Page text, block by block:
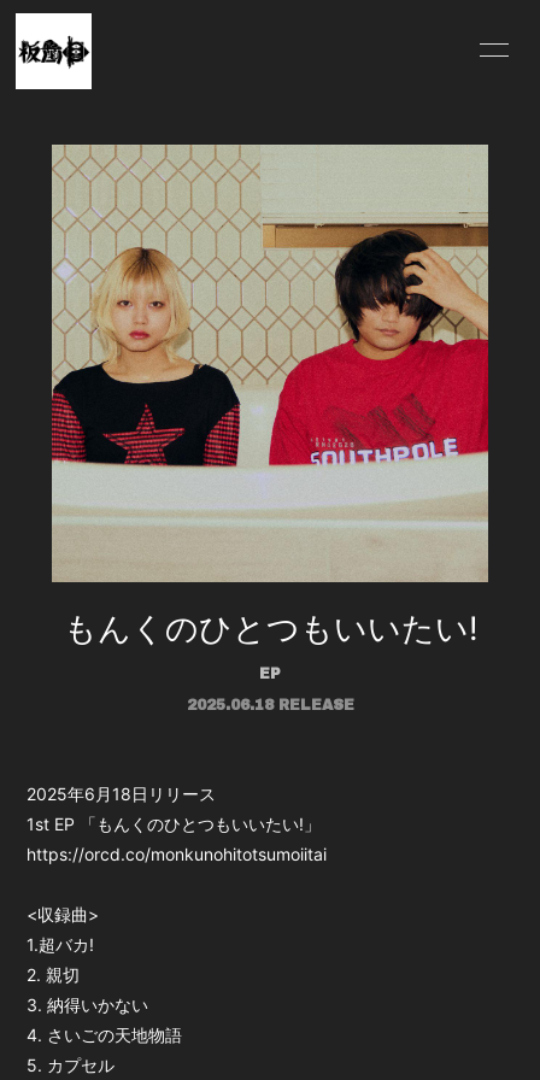
SCHEDULE
VIDEO DISCOGRAPHY
MERCH
もんくのひとつもいいたい!
EP
2025.06.18 RELEASE
2025年6月18日リリース
1st EP 「もんくのひとつもいいたい!」
https://orcd.co/monkunohitotsumoiitai
<収録曲>
1.超バカ!
2. 親切
3. 納得いかない
4. さいごの天地物語
5. カプセル